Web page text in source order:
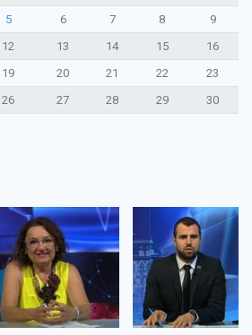
5 6 7 8
9
12 13 14 15
16
19 20 21 22
23
26 27 28 29
30